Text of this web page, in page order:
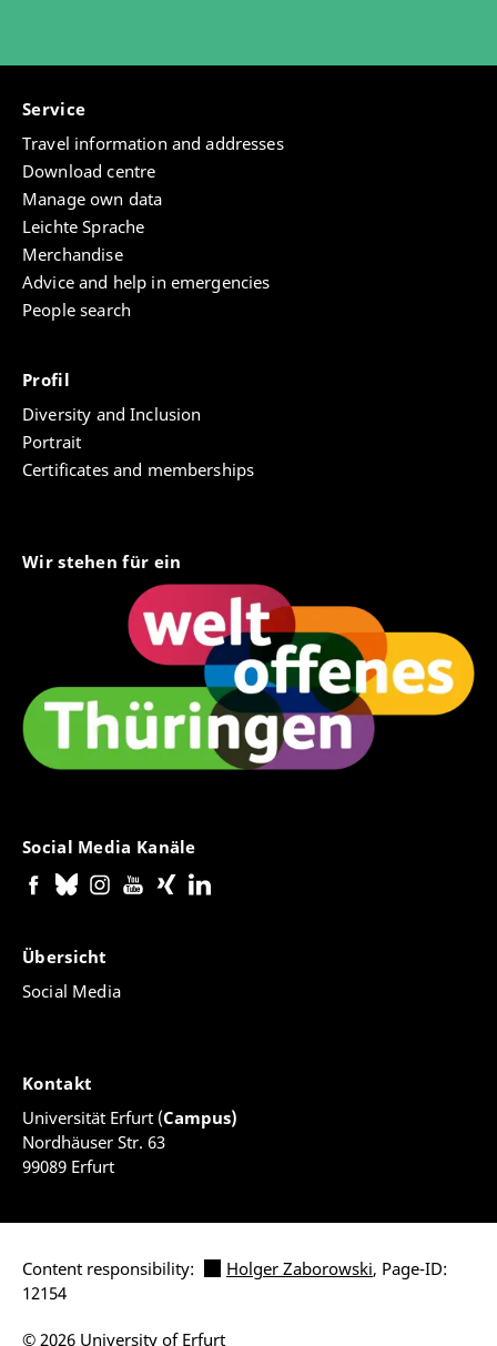
Service
Travel information and addresses
Download centre
Manage own data
Leichte Sprache
Merchandise
Advice and help in emergencies
People search
Profil
Diversity and Inclusion
Portrait
Certificates and memberships
Wir stehen für ein
Social Media Kanäle
Übersicht
Social Media
Kontakt
Universität Erfurt (Campus)
Nordhäuser Str. 63
99089 Erfurt
Content responsibility: Holger Zaborowski, Page-ID:
12154
© 2026 University of Erfurt